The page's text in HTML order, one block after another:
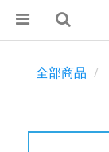
全部商品